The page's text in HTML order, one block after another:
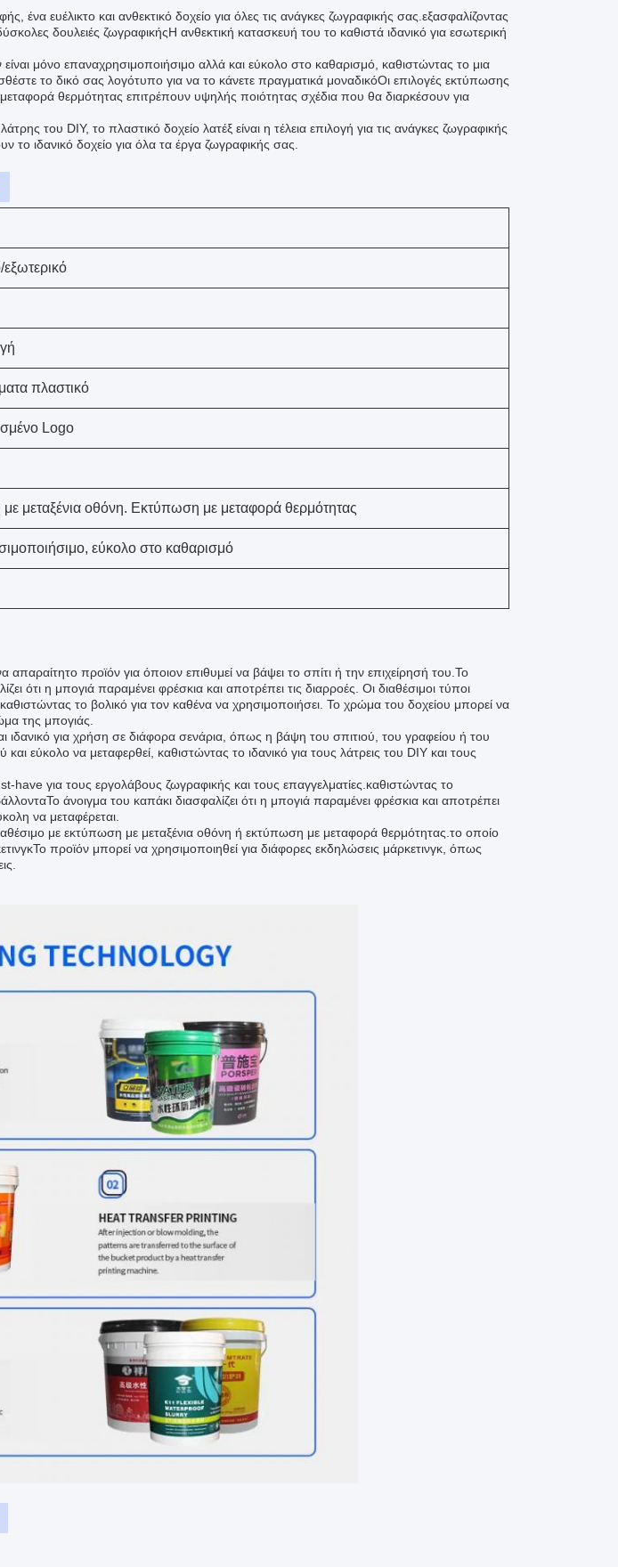
ένα ευέλικτο και ανθεκτικό δοχείο για όλες τις ανάγκες ζωγραφικής σας.εξασφαλίζοντας
δουλειές ζωγραφικήςΗ ανθεκτική κατασκευή του το καθιστά ιδανικό για εσωτερική
μόνο επαναχρησιμοποιήσιμο αλλά και εύκολο στο καθαρισμό, καθιστώντας το μια
το δικό σας λογότυπο για να το κάνετε πραγματικά μοναδικόΟι επιλογές εκτύπωσης
θερμότητας επιτρέπουν υψηλής ποιότητας σχέδια που θα διαρκέσουν για
του DIY, το πλαστικό δοχείο λατέξ είναι η τέλεια επιλογή για τις ανάγκες ζωγραφικής
το ιδανικό δοχείο για όλα τα έργα ζωγραφικής σας.
πλαστικό
Logo
μεταξένια οθόνη. Εκτύπωση με μεταφορά θερμότητας
εύκολο στο καθαρισμό
απαραίτητο προϊόν για όποιον επιθυμεί να βάψει το σπίτι ή την επιχείρησή του.Το
ότι η μπογιά παραμένει φρέσκια και αποτρέπει τις διαρροές. Οι διαθέσιμοι τύποι
το βολικό για τον καθένα να χρησιμοποιήσει. Το χρώμα του δοχείου μπορεί να
της μπογιάς.
ιδανικό για χρήση σε διάφορα σενάρια, όπως η βάψη του σπιτιού, του γραφείου ή του
εύκολο να μεταφερθεί, καθιστώντας το ιδανικό για τους λάτρεις του DIY και τους
have για τους εργολάβους ζωγραφικής και τους επαγγελματίες.καθιστώντας το
άνοιγμα του καπάκι διασφαλίζει ότι η μπογιά παραμένει φρέσκια και αποτρέπει
να μεταφέρεται.
με εκτύπωση με μεταξένια οθόνη ή εκτύπωση με μεταφορά θερμότητας.το οποίο
προϊόν μπορεί να χρησιμοποιηθεί για διάφορες εκδηλώσεις μάρκετινγκ, όπως